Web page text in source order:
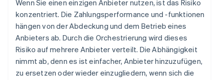
Wenn Sie einen einzigen Anbieter nutzen, ist das Risiko
konzentriert. Die Zahlungsperformance und -funktionen
hängen von der Abdeckung und dem Betrieb eines
Anbieters ab. Durch die Orchestrierung wird dieses
Risiko auf mehrere Anbieter verteilt. Die Abhängigkeit
nimmt ab, denn es ist einfacher, Anbieter hinzuzufügen,
zu ersetzen oder wieder einzugliedern, wenn sich die